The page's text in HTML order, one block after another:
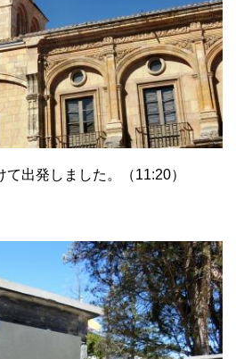
出発しました。（11:20）